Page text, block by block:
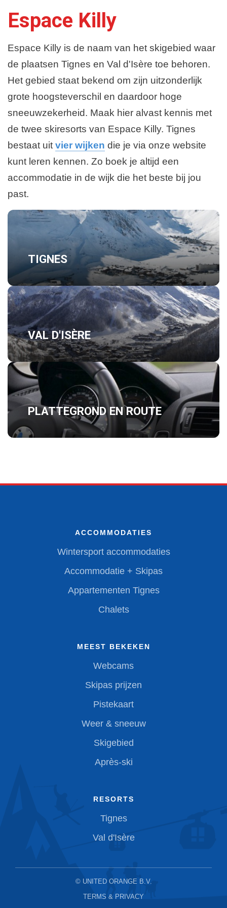
Espace Killy
Espace Killy is de naam van het skigebied waar
de plaatsen Tignes en Val d'Isère toe behoren.
Het gebied staat bekend om zijn uitzonderlijk
grote hoogsteverschil en daardoor hoge
sneeuwzekerheid. Maak hier alvast kennis met
de twee skiresorts van Espace Killy. Tignes
bestaat uit vier wijken die je via onze website
kunt leren kennen. Zo boek je altijd een
accommodatie in de wijk die het beste bij jou
past.
TIGNES
VAL D'ISÈRE
PLATTEGROND EN ROUTE
ACCOMMODATIES
Wintersport accommodaties
Accommodatie + Skipas
Appartementen Tignes
Chalets
MEEST BEKEKEN
Webcams
Skipas prijzen
Pistekaart
Weer & sneeuw
Skigebied
Après-ski
RESORTS
Tignes
Val d'Isère
© UNITED ORANGE B.V.
TERMS & PRIVACY